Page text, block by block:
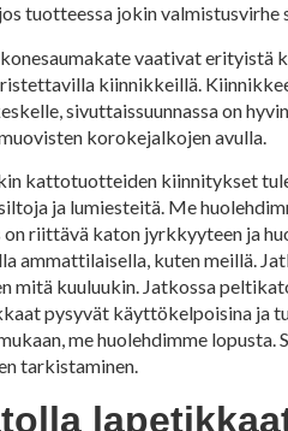
tuotteessa jokin valmistusvirhe
vaativat
kiinnikkeillä.
sivuttaissuunnassa on
korokejalkojen avulla.
kattotuotteiden kiinnitykset
ja lumiesteitä. Me
riittävä katon jyrkkyyteen ja
ammattilaisella, kuten meillä.
mitä kuuluukin. Jatkossa
pysyvät käyttökelpoisina ja
me huolehdimme
tarkistaminen.